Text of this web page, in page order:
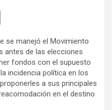
ail
se manejó el Movimiento
antes de las elecciones
fondos con el supuesto
incidencia política en los
a sus principales
en el destino